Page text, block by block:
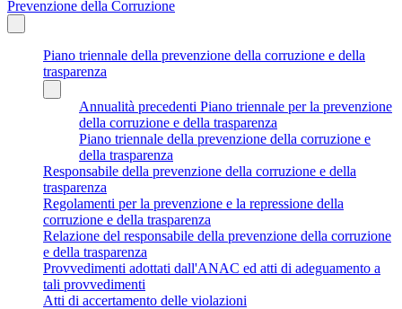
Prevenzione della Corruzione
Piano triennale della prevenzione della corruzione e della
trasparenza
Annualità precedenti Piano triennale per la prevenzione
della corruzione e della trasparenza
Piano triennale della prevenzione della corruzione e
della trasparenza
Responsabile della prevenzione della corruzione e della
trasparenza
Regolamenti per la prevenzione e la repressione della
corruzione e della trasparenza
Relazione del responsabile della prevenzione della corruzione
e della trasparenza
Provvedimenti adottati dall'ANAC ed atti di adeguamento a
tali provvedimenti
Atti di accertamento delle violazioni